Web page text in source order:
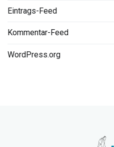
Eintrags-Feed
Kommentar-Feed
WordPress.org